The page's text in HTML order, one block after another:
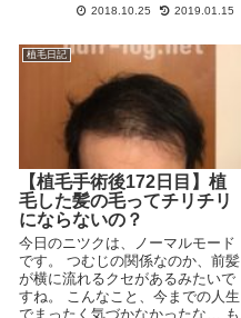
2018.10.25 2019.01.15
植毛日記
【植毛手術後172日目】植
毛した髪の毛ってチリチリ
にならないの？
今日のニツクは、ノーマルモード
です。 つむじの関係なのか、前髪
が横に流れるクセがあるみたいで
すね。 こんなこと、今までの人生
でまったく気づかなかったな… も